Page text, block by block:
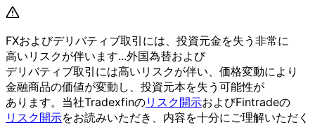
FXおよびデリバティブ取引には、 投資元金を失う 非常に
高いリスクが伴います...外国為替および
デリバティブ取引には高いリスクが伴い、 価格変動により
金融商品の価値が変動し、 投資元本を失う 可能性が
あります。 当社Tradexfinのリスク開示およびFintradeの
リスク開示をお読みいただき、 内容を十分にご理解いただく